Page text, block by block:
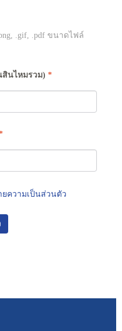
.gif, .pdf ขนาดไฟล์
สินไหมรวม) *
ยความเป็นส่วนตัว